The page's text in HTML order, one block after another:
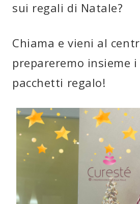
sui regali di Natale?
Chiama e vieni al
prepareremo insieme
pacchetti regalo!